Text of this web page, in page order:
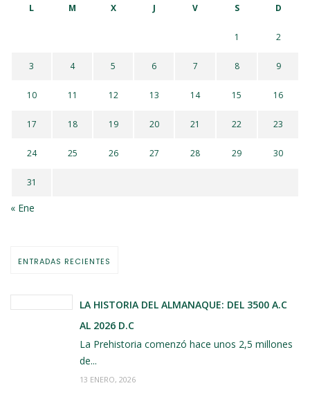
L M X J V S D
1 2
3 4 5 6 7 8 9
10 11 12 13 14 15 16
17 18 19 20 21 22 23
24 25 26 27 28 29 30
31
« Ene
ENTRADAS RECIENTES
LA HISTORIA DEL ALMANAQUE: DEL 3500 A.C
AL 2026 D.C
La Prehistoria comenzó hace unos 2,5 millones
de...
13 ENERO, 2026